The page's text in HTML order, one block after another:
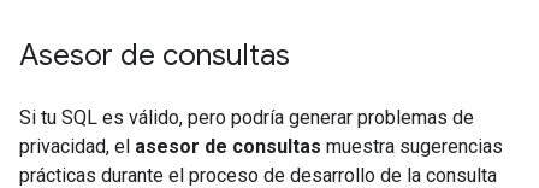
Asesor de consultas
Si tu SQL es válido, pero podría generar problemas de
privacidad, el asesor de consultas muestra sugerencias
prácticas durante el proceso de desarrollo de la consulta